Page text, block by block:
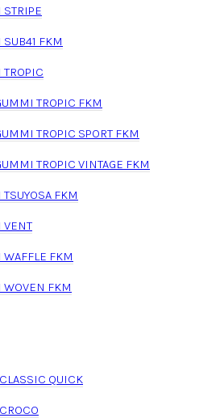
FKM
TROPIC FKM
TROPIC SPORT FKM
TROPIC VINTAGE FKM
FKM
VENT
FKM
WOVEN FKM
QUICK